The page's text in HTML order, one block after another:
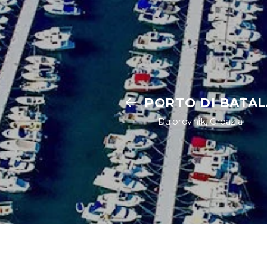
PORTO DI
Dubrovnik, Croazia